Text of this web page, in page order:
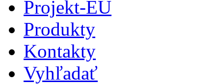
Projekt-EÚ
Produkty
Kontakty
Vyhľadať